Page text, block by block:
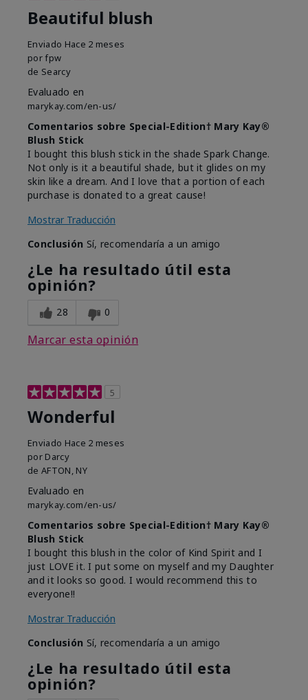
Beautiful blush
Enviado Hace 2 meses
porfpw
de Searcy
Evaluado en
marykay.com/en-us/
Comentarios sobre Special-Edition† Mary Kay®
Blush Stick
I bought this blush stick in the shade Spark Change.
Not only is it a beautiful shade, but it glides on my
skin like a dream. And I love that a portion of each
purchase is donated to a great cause!
Mostrar Traducción
Conclusión Sí, recomendaría a un amigo
¿Le ha resultado útil esta
opinión?
28 0
Marcar esta opinión
5
Wonderful
Enviado Hace 2 meses
por Darcy
de AFTON, NY
Evaluado en
marykay.com/en-us/
Comentarios sobre Special-Edition† Mary Kay®
Blush Stick
I bought this blush in the color of Kind Spirit and I
just LOVE it. I put some on myself and my Daughter
and it looks so good. I would recommend this to
everyone!!
Mostrar Traducción
Conclusión Sí, recomendaría a un amigo
¿Le ha resultado útil esta
opinión?